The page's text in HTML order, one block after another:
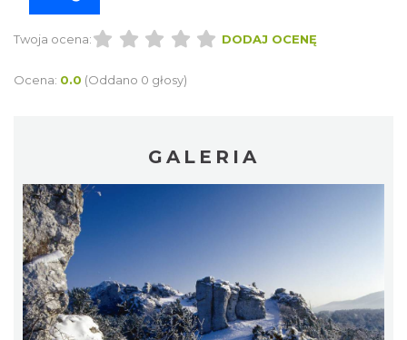
Twoja ocena: DODAJ OCENĘ
Ocena: 0.0 (Oddano 0 głosy)
GALERIA